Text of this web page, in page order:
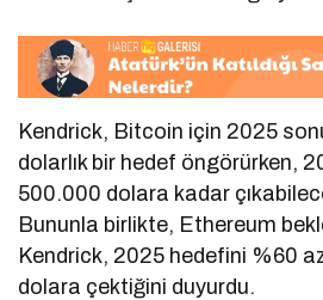
Kendrick, Bitcoin için 2025
dolarlık bir hedef öngörürken,
500.000 dolara kadar
Bununla birlikte, Ethereum
Kendrick, 2025 hedefini %60
dolara çektiğini duyurdu.